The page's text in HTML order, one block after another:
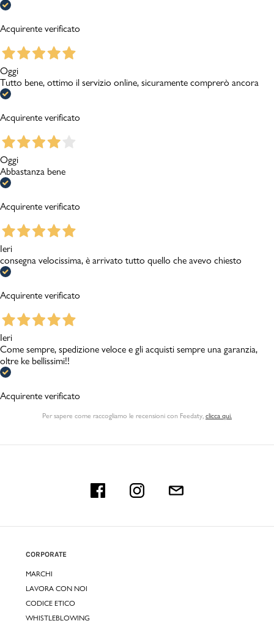
Acquirente verificato
Oggi
Tutto bene, ottimo il servizio online, sicuramente comprerò ancora
Acquirente verificato
Oggi
Abbastanza bene
Acquirente verificato
Ieri
consegna velocissima, è arrivato tutto quello che avevo chiesto
Acquirente verificato
Ieri
Come sempre, spedizione veloce e gli acquisti sempre una garanzia,
oltre ke bellissimi!!
Acquirente verificato
Per sapere come raccogliamo le recensioni con Feedaty clicca qui.
CORPORATE
MARCHI
LAVORA CON NOI
CODICE ETICO
WHISTLEBLOWING